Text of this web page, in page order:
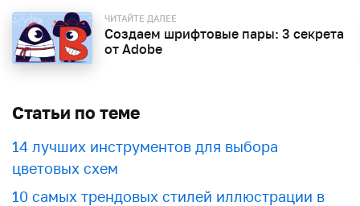
ЧИТАЙТЕ ДАЛЕЕ
Создаем шрифтовые пары: 3 секрета
от Adobe
Статьи по теме
​​14 лучших инструментов для выбора
цветовых схем
10 самых трендовых стилей иллюстрации в